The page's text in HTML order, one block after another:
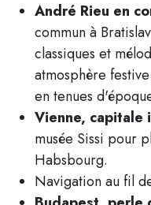
André Rieu en
commun à
classiques et
atmosphère
en tenues
Vienne, capitale
musée Sissi pour
Habsbourg.
Navigation au fil